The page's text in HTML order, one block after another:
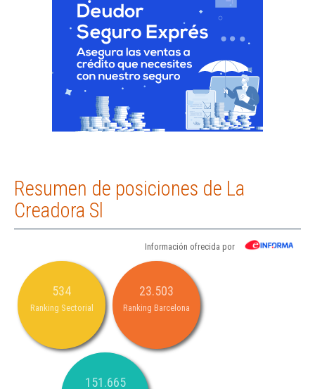
Resumen de posiciones de La
Creadora Sl
Información ofrecida por
534
Ranking Sectorial
23.503
Ranking Barcelona
151.665